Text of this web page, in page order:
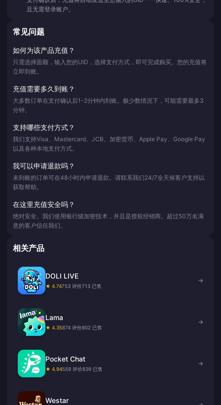
且无需登录账户。
常见问题
如何为该产品充值？
只需选择面额，输入您的UID，选择支付方式，即可完成购买。您的充值将
立即到账。
充值需要多久到账？
大多数订单在支付确认后1-2分钟内到账。极少数情况下，可能需要最多3
分钟。
支持哪些支付方式？
我们支持Visa、Mastercard、JCB、加密货币、Apple Pay、Google Pay
以及各种本地支付方式。
我可以申请退款吗？
未到账的订单可在48小时内申请退款。请联系我们24/7全天候客户支持以
获取帮助。
在这里充值安全吗？
绝对安全。我们使用银行级加密技术，并且是授权经销商。超过50万名满
意的客户信任我们。
相关产品
DOLI LIVE
★ 4.74753 评价713 已售
→
Lama
★ 4.35874 评价802 已售
→
Pocket Chat
★ 4.94559 评价839 已售
→
Westar